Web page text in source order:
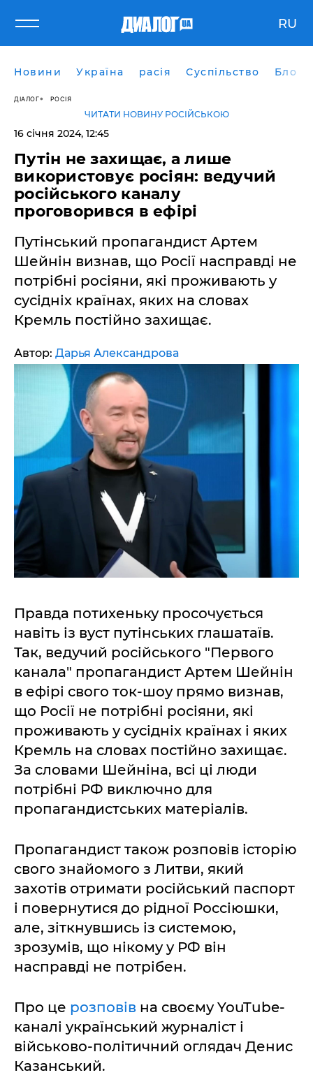
RU
Новини Україна расія Суспільство Блоги
ДІАЛОГ РОСІЯ
ЧИТАТИ НОВИНУ РОСІЙСЬКОЮ
16 січня 2024, 12:45
Путін не захищає, а лише
використовує росіян: ведучий
російського каналу
проговорився в ефірі
Путінський пропагандист Артем
Шейнін визнав, що Росії насправді не
потрібні росіяни, які проживають у
сусідніх країнах, яких на словах
Кремль постійно захищає.
Автор: Дарья Александрова
Правда потихеньку просочується
навіть із вуст путінських глашатаїв.
Так, ведучий російського "Первого
канала" пропагандист Артем Шейнін
в ефірі свого ток-шоу прямо визнав,
що Росії не потрібні росіяни, які
проживають у сусідніх країнах і яких
Кремль на словах постійно захищає.
За словами Шейніна, всі ці люди
потрібні РФ виключно для
пропагандистських матеріалів.
Пропагандист також розповів історію
свого знайомого з Литви, який
захотів отримати російський паспорт
і повернутися до рідної Россіюшки,
але, зіткнувшись із системою,
зрозумів, що нікому у РФ він
насправді не потрібен.
Про це розповів на своєму YouTube-
каналі український журналіст і
військово-політичний оглядач Денис
Казанський.